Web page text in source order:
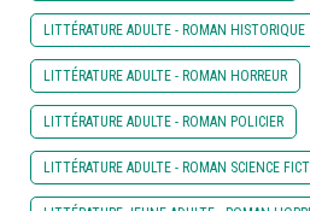
LITTÉRATURE ADULTE - ROMAN HISTORIQUE
LITTÉRATURE ADULTE - ROMAN HORREUR
LITTÉRATURE ADULTE - ROMAN POLICIER
LITTÉRATURE ADULTE - ROMAN SCIENCE